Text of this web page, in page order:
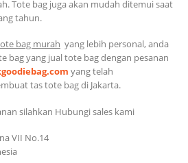
Tote bag juga akan mudah ditemui saat
tahun.
bag murah yang lebih personal, anda
bag yang jual tote bag dengan pesanan
yang telah
tas tote bag di Jakarta.
silahkan Hubungi sales kami
VII No.14